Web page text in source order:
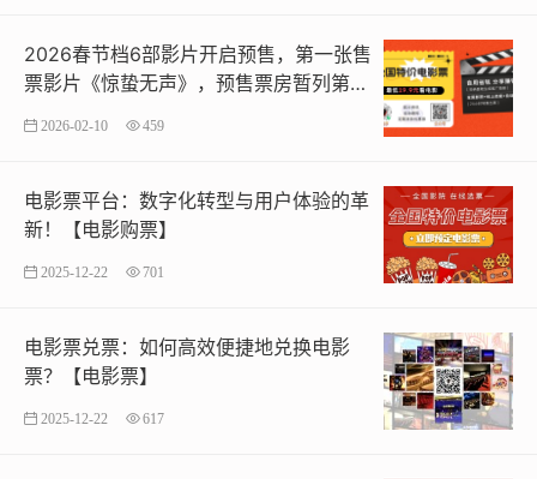
2026春节档6部影片开启预售，第一张售
票影片《惊蛰无声》，预售票房暂列第
电影票19.9元起
2026-02-10 459
电影票平台：数字化转型与用户体验的革
新！【电影购票】
2025-12-22 701
电影票兑票：如何高效便捷地兑换电影
票？【电影票】
2025-12-22 617